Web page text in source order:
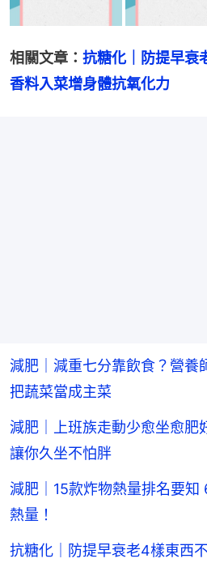
相關文章： 抗糖化｜防提早衰
香料入菜增身體抗氧化力
減肥｜減重七分靠飲食？營
把蔬菜當成主菜
減肥｜上班族走動少愈坐愈肥
讓你久坐不怕胖
減肥｜15款炸物熱量排名要知
熱量！
抗糖化｜防提早衰老4樣東西